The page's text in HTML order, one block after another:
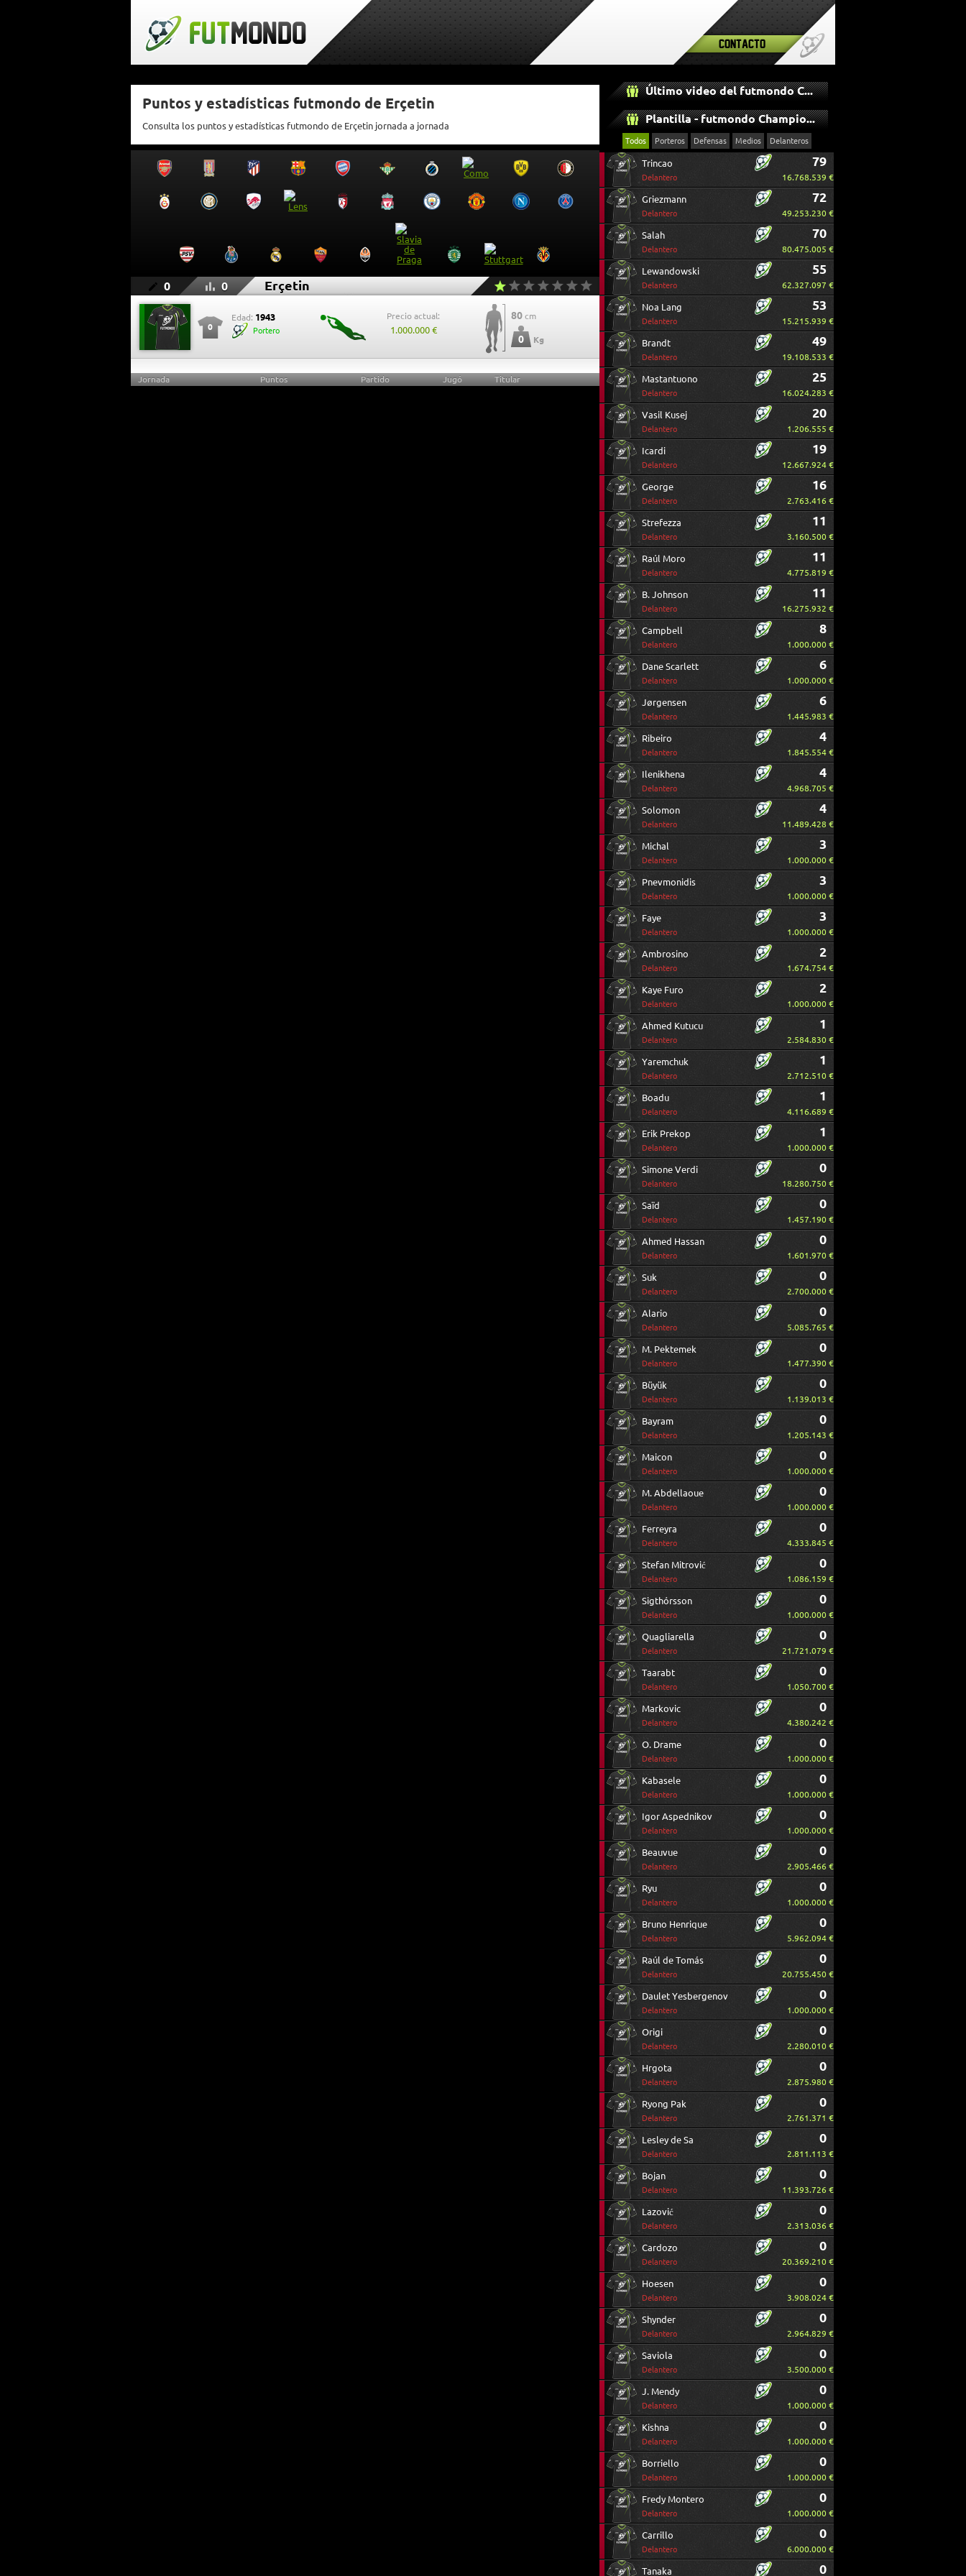
Contacto
Puntos y estadísticas futmondo de Erçetin
Consulta los puntos y estadísticas futmondo de Erçetin jornada a jornada
0 0 Erçetin
0
Edad: 1943
Portero
Precio actual:
1.000.000 €
80 cm
0 Kg
Jornada Puntos Partido Jugó Titular
Último video del futmondo Champions
Plantilla - futmondo Champions
Todos Porteros Defensas Medios Delanteros
Trincao
Delantero
79
16.768.539 €
Griezmann
Delantero
72
49.253.230 €
Salah
Delantero
70
80.475.005 €
Lewandowski
Delantero
55
62.327.097 €
Noa Lang
Delantero
53
15.215.939 €
Brandt
Delantero
49
19.108.533 €
Mastantuono
Delantero
25
16.024.283 €
Vasil Kusej
Delantero
20
1.206.555 €
Icardi
Delantero
19
12.667.924 €
George
Delantero
16
2.763.416 €
Strefezza
Delantero
11
3.160.500 €
Raúl Moro
Delantero
11
4.775.819 €
B. Johnson
Delantero
11
16.275.932 €
Campbell
Delantero
8
1.000.000 €
Dane Scarlett
Delantero
6
1.000.000 €
Jørgensen
Delantero
6
1.445.983 €
Ribeiro
Delantero
4
1.845.554 €
Ilenikhena
Delantero
4
4.968.705 €
Solomon
Delantero
4
11.489.428 €
Michal
Delantero
3
1.000.000 €
Pnevmonidis
Delantero
3
1.000.000 €
Faye
Delantero
3
1.000.000 €
Ambrosino
Delantero
2
1.674.754 €
Kaye Furo
Delantero
2
1.000.000 €
Ahmed Kutucu
Delantero
1
2.584.830 €
Yaremchuk
Delantero
1
2.712.510 €
Boadu
Delantero
1
4.116.689 €
Erik Prekop
Delantero
1
1.000.000 €
Simone Verdi
Delantero
0
18.280.750 €
Saïd
Delantero
0
1.457.190 €
Ahmed Hassan
Delantero
0
1.601.970 €
Suk
Delantero
0
2.700.000 €
Alario
Delantero
0
5.085.765 €
M. Pektemek
Delantero
0
1.477.390 €
Büyük
Delantero
0
1.139.013 €
Bayram
Delantero
0
1.205.143 €
Maicon
Delantero
0
1.000.000 €
M. Abdellaoue
Delantero
0
1.000.000 €
Ferreyra
Delantero
0
4.333.845 €
Stefan Mitrović
Delantero
0
1.086.159 €
Sigthórsson
Delantero
0
1.000.000 €
Quagliarella
Delantero
0
21.721.079 €
Taarabt
Delantero
0
1.050.700 €
Markovic
Delantero
0
4.380.242 €
O. Drame
Delantero
0
1.000.000 €
Kabasele
Delantero
0
1.000.000 €
Igor Aspednikov
Delantero
0
1.000.000 €
Beauvue
Delantero
0
2.905.466 €
Ryu
Delantero
0
1.000.000 €
Bruno Henrique
Delantero
0
5.962.094 €
Raúl de Tomás
Delantero
0
20.755.450 €
Daulet Yesbergenov
Delantero
0
1.000.000 €
Origi
Delantero
0
2.280.010 €
Hrgota
Delantero
0
2.875.980 €
Ryong Pak
Delantero
0
2.761.371 €
Lesley de Sa
Delantero
0
2.811.113 €
Bojan
Delantero
0
11.393.726 €
Lazović
Delantero
0
2.313.036 €
Cardozo
Delantero
0
20.369.210 €
Hoesen
Delantero
0
3.908.024 €
Shynder
Delantero
0
2.964.829 €
Saviola
Delantero
0
3.500.000 €
J. Mendy
Delantero
0
1.000.000 €
Kishna
Delantero
0
1.000.000 €
Borriello
Delantero
0
1.000.000 €
Fredy Montero
Delantero
0
1.000.000 €
Carrillo
Delantero
0
6.000.000 €
Tanaka 0